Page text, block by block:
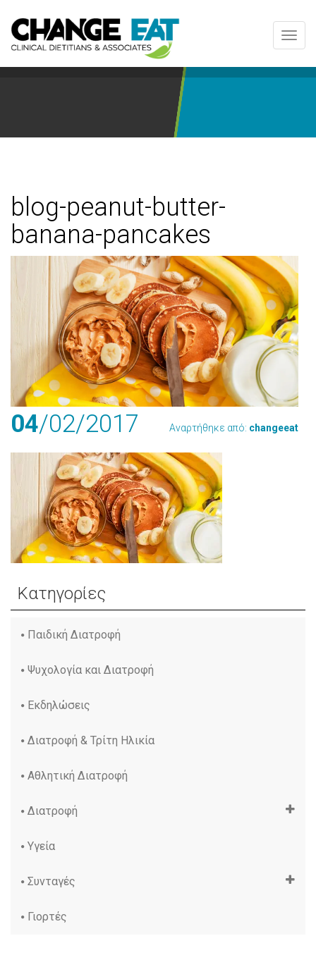
blog-peanut-butter-
banana-pancakes
04/02/2017 Αναρτήθηκε από: changeeat
Κατηγορίες
Παιδική Διατροφή
Ψυχολογία και Διατροφή
Εκδηλώσεις
Διατροφή & Τρίτη Ηλικία
Αθλητική Διατροφή
Διατροφή
Υγεία
Συνταγές
Γιορτές